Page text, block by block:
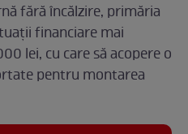
fără încălzire, primăria
financiare mai
lei, cu care să acopere o
pentru montarea